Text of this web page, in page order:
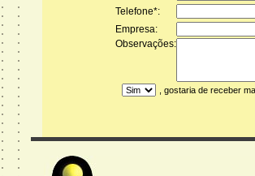
Telefone*:
Empresa:
Observações:
, gostaria de receber